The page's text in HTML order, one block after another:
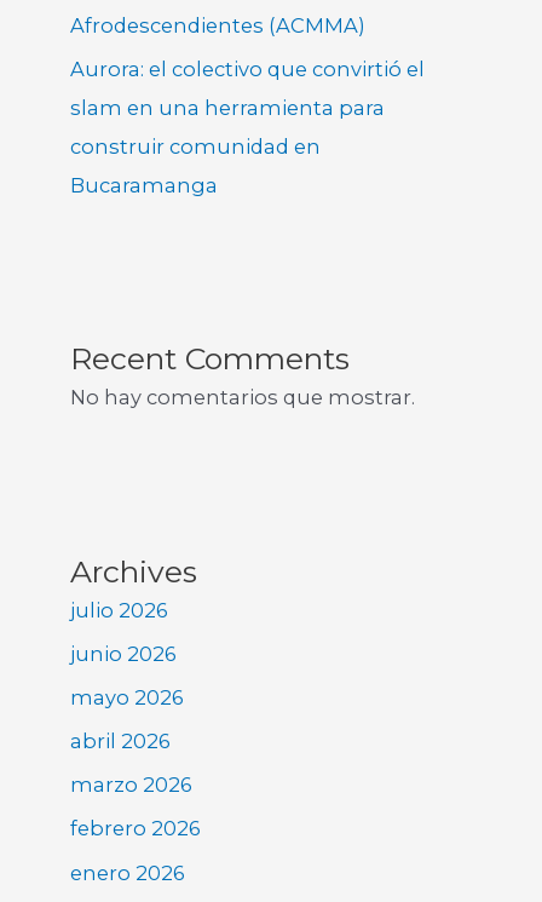
Afrodescendientes (ACMMA)
Aurora: el colectivo que convirtió el
slam en una herramienta para
construir comunidad en
Bucaramanga
Recent Comments
No hay comentarios que mostrar.
Archives
julio 2026
junio 2026
mayo 2026
abril 2026
marzo 2026
febrero 2026
enero 2026